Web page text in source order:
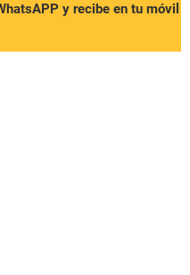
y recibe en tu móvil